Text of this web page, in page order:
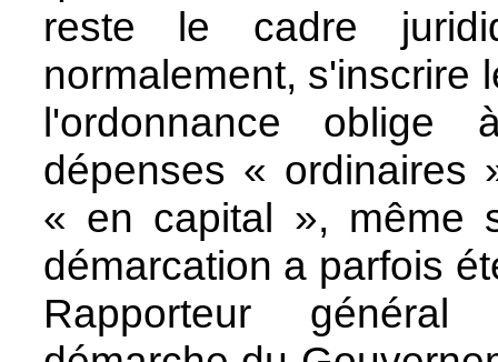
reste le cadre
normalement, s'inscrire
l'ordonnance
dépenses « ordinaires
« en capital », même
démarcation a parfois
Rapporteur